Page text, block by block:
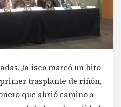
Jalisco marcó un hito
trasplante de riñón,
que abrió camino a